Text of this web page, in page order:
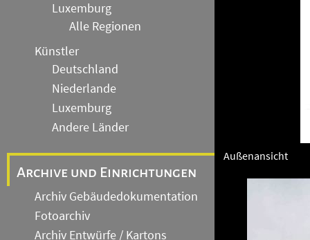
Luxemburg
Alle Regionen
Künstler
Deutschland
Niederlande
Luxemburg
Andere Länder
Archive und Einrichtungen
Archiv Gebäudedokumentation
Fotoarchiv
Archiv Entwürfe / Kartons
Außenansicht